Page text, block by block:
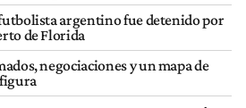
argentino fue detenido por
de Florida
negociaciones y un mapa de